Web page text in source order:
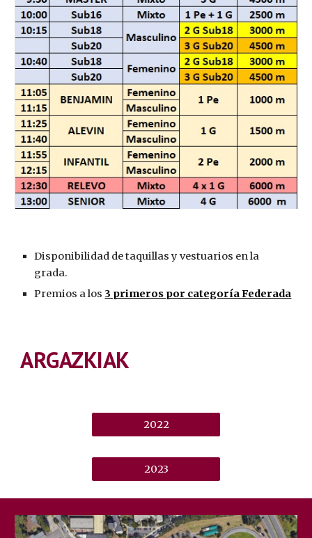
Disponibilidad de taquillas y vestuarios en la
grada.
Premios a los 3 primeros por categoría Federada
ARGAZKIAK
2022
2023